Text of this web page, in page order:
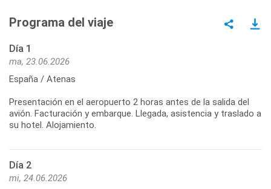
Programa del viaje
Día 1
ma, 23.06.2026
España / Atenas
Presentación en el aeropuerto 2 horas antes de la salida del
avión. Facturación y embarque. Llegada, asistencia y traslado a
su hotel. Alojamiento.
Día 2
mi, 24.06.2026